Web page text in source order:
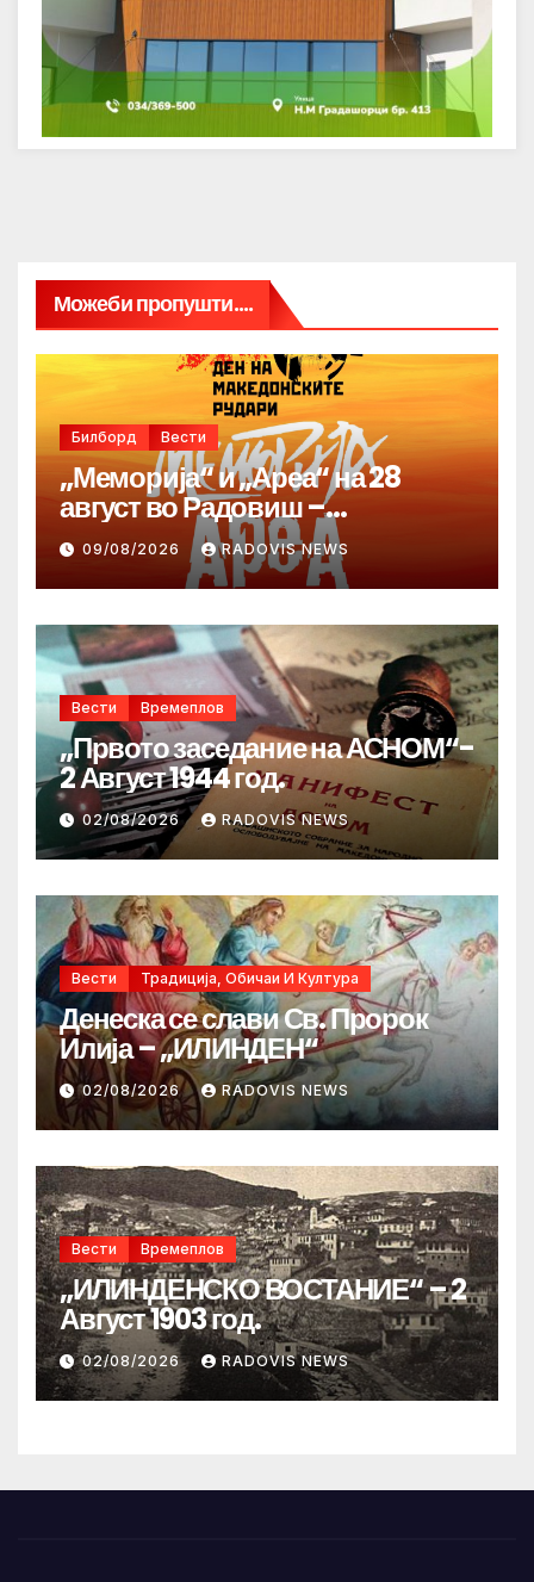
Можеби пропушти....
Билборд Вести
„Меморија“ и „Ареа“ на 28
август во Радовиш –
продолжува традицијата за
Денот на македонските рудари
09/08/2026 RADOVIS NEWS
Вести Времеплов
„Првото заседание на АСНОМ“-
2 Август 1944 год.
02/08/2026 RADOVIS NEWS
Вести Традиција, Обичаи И Култура
Денеска се слави Св. Пророк
Илија – „ИЛИНДЕН“
02/08/2026 RADOVIS NEWS
Вести Времеплов
„ИЛИНДЕНСКО ВОСТАНИЕ“ – 2
Август 1903 год.
02/08/2026 RADOVIS NEWS